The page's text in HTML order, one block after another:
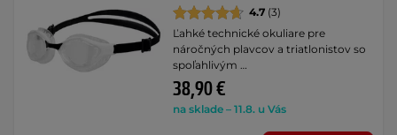
4.7 (3)
Ľahké technické okuliare pre
náročných plavcov a triatlonistov so
spoľahlivým …
38,90 €
na sklade – 11.8. u Vás